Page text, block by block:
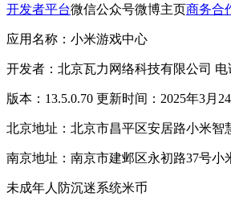
开发者平台微信公众号微博主页商务合
应用名称：小米游戏中心
开发者：北京瓦力网络科技有限公司 电
版本：13.5.0.70 更新时间：2025年3月24
北京地址：北京市昌平区安居路小米智
南京地址：南京市建邺区永初路37号小
未成年人防沉迷系统米币